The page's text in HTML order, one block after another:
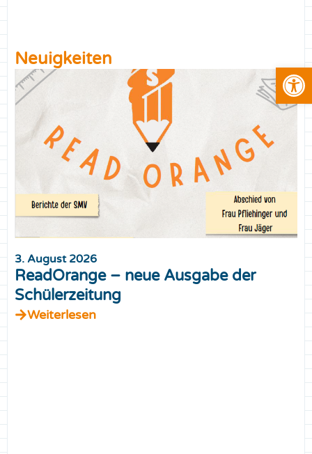
Neuigkeiten
3. August 2026
ReadOrange – neue Ausgabe der
Schülerzeitung
Weiterlesen